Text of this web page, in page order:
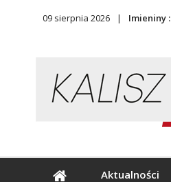
09 sierpnia 2026 Imieniny :
Aktualności